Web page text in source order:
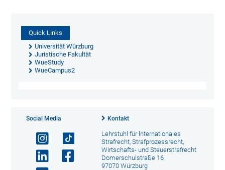
Quick Links
Universität Würzburg
Juristische Fakultät
WueStudy
WueCampus2
Social Media Kontakt
Lehrstuhl für lnternationales
Strafrecht, Strafprozessrecht,
Wirtschafts- und Steuerstrafrecht
Domerschulstraße 16
97070 Würzburg